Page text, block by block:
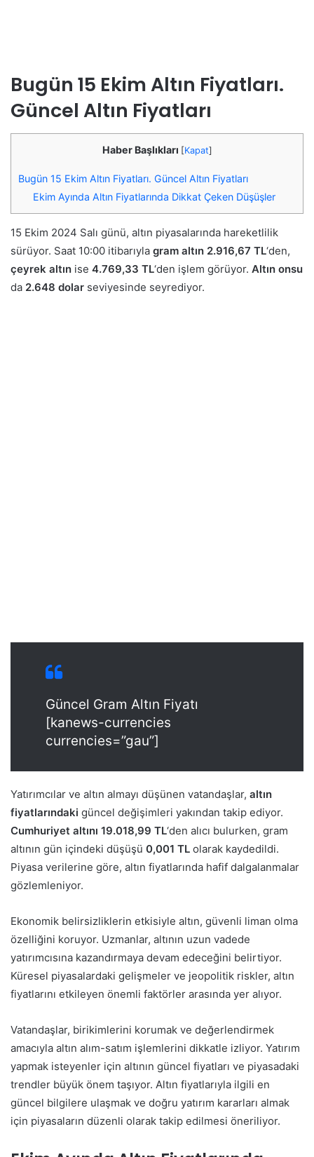
Bugün 15 Ekim Altın Fiyatları.
Güncel Altın Fiyatları
Haber Başlıkları [Kapat]
Bugün 15 Ekim Altın Fiyatları. Güncel Altın Fiyatları
Ekim Ayında Altın Fiyatlarında Dikkat Çeken Düşüşler
15 Ekim 2024 Salı günü, altın piyasalarında hareketlilik
sürüyor. Saat 10:00 itibarıyla gram altın 2.916,67 TL‘den,
çeyrek altın ise 4.769,33 TL‘den işlem görüyor. Altın onsu
da 2.648 dolar seviyesinde seyrediyor.
Güncel Gram Altın Fiyatı
[kanews-currencies
currencies=”gau”]
Yatırımcılar ve altın almayı düşünen vatandaşlar, altın
fiyatlarındaki güncel değişimleri yakından takip ediyor.
Cumhuriyet altını 19.018,99 TL‘den alıcı bulurken, gram
altının gün içindeki düşüşü 0,001 TL olarak kaydedildi.
Piyasa verilerine göre, altın fiyatlarında hafif dalgalanmalar
gözlemleniyor.
Ekonomik belirsizliklerin etkisiyle altın, güvenli liman olma
özelliğini koruyor. Uzmanlar, altının uzun vadede
yatırımcısına kazandırmaya devam edeceğini belirtiyor.
Küresel piyasalardaki gelişmeler ve jeopolitik riskler, altın
fiyatlarını etkileyen önemli faktörler arasında yer alıyor.
Vatandaşlar, birikimlerini korumak ve değerlendirmek
amacıyla altın alım-satım işlemlerini dikkatle izliyor. Yatırım
yapmak isteyenler için altının güncel fiyatları ve piyasadaki
trendler büyük önem taşıyor. Altın fiyatlarıyla ilgili en
güncel bilgilere ulaşmak ve doğru yatırım kararları almak
için piyasaların düzenli olarak takip edilmesi öneriliyor.